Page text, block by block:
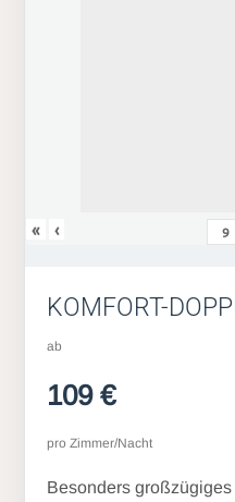
« ‹
KOMFORT-
ab
109 €
pro Zimmer/Nacht
Besonders